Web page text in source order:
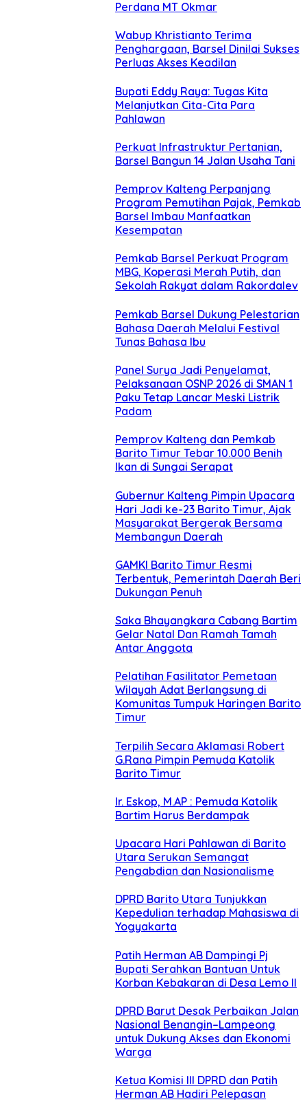
Perdana MT Okmar
Wabup Khristianto Terima
Penghargaan, Barsel Dinilai Sukses
Perluas Akses Keadilan
Bupati Eddy Raya: Tugas Kita
Melanjutkan Cita-Cita Para
Pahlawan
Perkuat Infrastruktur Pertanian,
Barsel Bangun 14 Jalan Usaha Tani
Pemprov Kalteng Perpanjang
Program Pemutihan Pajak, Pemkab
Barsel Imbau Manfaatkan
Kesempatan
Pemkab Barsel Perkuat Program
MBG, Koperasi Merah Putih, dan
Sekolah Rakyat dalam Rakordalev
Pemkab Barsel Dukung Pelestarian
Bahasa Daerah Melalui Festival
Tunas Bahasa Ibu
Panel Surya Jadi Penyelamat,
Pelaksanaan OSNP 2026 di SMAN 1
Paku Tetap Lancar Meski Listrik
Padam
Pemprov Kalteng dan Pemkab
Barito Timur Tebar 10.000 Benih
Ikan di Sungai Serapat
Gubernur Kalteng Pimpin Upacara
Hari Jadi ke-23 Barito Timur, Ajak
Masyarakat Bergerak Bersama
Membangun Daerah
GAMKI Barito Timur Resmi
Terbentuk, Pemerintah Daerah Beri
Dukungan Penuh
Saka Bhayangkara Cabang Bartim
Gelar Natal Dan Ramah Tamah
Antar Anggota
Pelatihan Fasilitator Pemetaan
Wilayah Adat Berlangsung di
Komunitas Tumpuk Haringen Barito
Timur
Terpilih Secara Aklamasi Robert
G.Rana Pimpin Pemuda Katolik
Barito Timur
Ir. Eskop, M.AP : Pemuda Katolik
Bartim Harus Berdampak
Upacara Hari Pahlawan di Barito
Utara Serukan Semangat
Pengabdian dan Nasionalisme
DPRD Barito Utara Tunjukkan
Kepedulian terhadap Mahasiswa di
Yogyakarta
Patih Herman AB Dampingi Pj
Bupati Serahkan Bantuan Untuk
Korban Kebakaran di Desa Lemo II
DPRD Barut Desak Perbaikan Jalan
Nasional Benangin–Lampeong
untuk Dukung Akses dan Ekonomi
Warga
Ketua Komisi III DPRD dan Patih
Herman AB Hadiri Pelepasan